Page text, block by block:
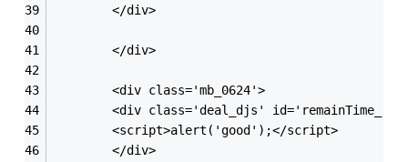
		</div>
		</div>
		<div class='mb_0624'>
		<div class='deal_djs' id='remainTime_".
		<script>alert('good');</script>
		</div>